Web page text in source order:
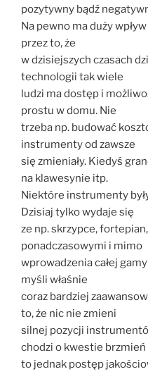
pozytywny bądź
Na pewno ma duży
przez to, że
w dzisiejszych czasach
technologii tak wiele
ludzi ma dostęp i
prostu w domu. Nie
trzeba np. budować
instrumenty od zawsze
się zmieniały. Kiedyś
na klawesynie itp.
Niektóre instrumenty
Dzisiaj tylko wydaje się
ze np. skrzypce,
ponadczasowymi i mimo
wprowadzenia całej
myśli właśnie
coraz bardziej
to, że nic nie zmieni
silnej pozycji
chodzi o kwestie brzmień
to jednak postęp